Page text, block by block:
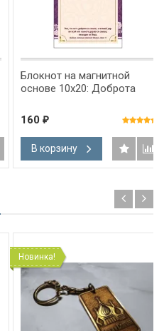
Блокнот на магнитной
основе 10x20: Доброта
160 ₽
В корзину
Новинка!